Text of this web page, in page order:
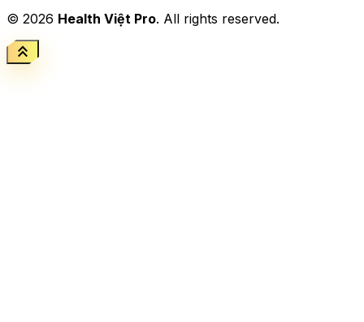
© 2026 Health Việt Pro. All rights reserved.
keyboard_double_arrow_up